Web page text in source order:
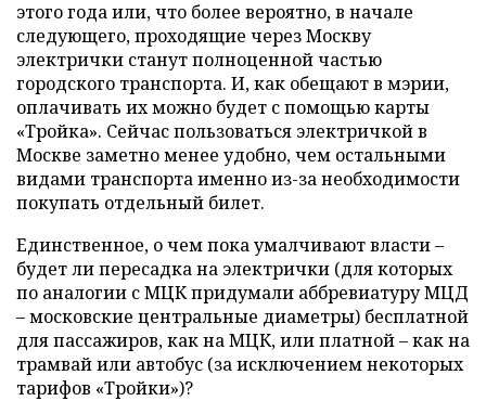
этого года или, что более вероятно, в начале
следующего, проходящие через Москву
электрички станут полноценной частью
городского транспорта. И, как обещают в мэрии,
оплачивать их можно будет с помощью карты
«Тройка». Сейчас пользоваться электричкой в
Москве заметно менее удобно, чем остальными
видами транспорта именно из-за необходимости
покупать отдельный билет.
Единственное, о чем пока умалчивают власти –
будет ли пересадка на электрички (для которых
по аналогии с МЦК придумали аббревиатуру МЦД
– московские центральные диаметры) бесплатной
для пассажиров, как на МЦК, или платной – как на
трамвай или автобус (за исключением некоторых
тарифов «Тройки»)?